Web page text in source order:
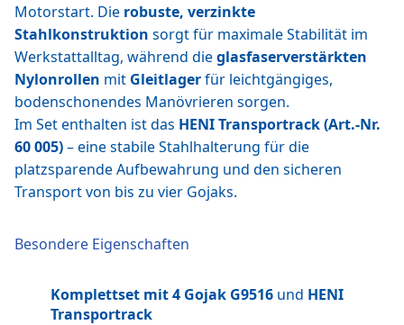
Motorstart. Die robuste, verzinkte
Stahlkonstruktion sorgt für maximale Stabilität im
Werkstattalltag, während dieglasfaserverstärkten
Nylonrollen mit Gleitlagerfür leichtgängiges,
bodenschonendes Manövrieren sorgen.
Im Set enthalten ist das HENI Transportrack (Art.-Nr.
60 005)– eine stabile Stahlhalterung für die
platzsparende Aufbewahrung und den sicheren
Transport von bis zu vier Gojaks.
Besondere Eigenschaften
Komplettset mit 4 Gojak G9516 und HENI
Transportrack